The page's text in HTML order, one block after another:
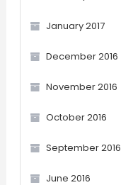
January 2017
December 2016
November 2016
October 2016
September 2016
June 2016